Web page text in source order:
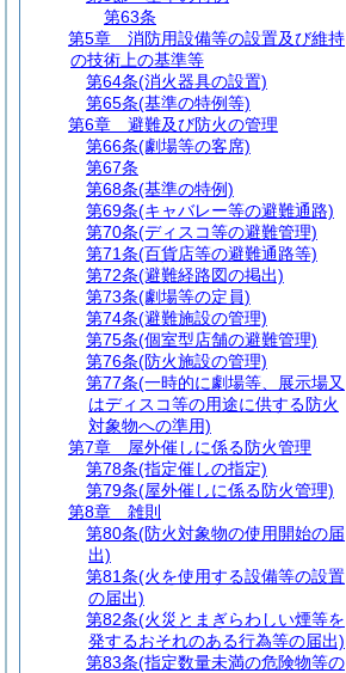
第63条
第5章
消防用設備等の設置及び維持
の技術上の基準等
第64条(消火器具の設置)
第65条(基準の特例等)
第6章
避難及び防火の管理
第66条(劇場等の客席)
第67条
第68条(基準の特例)
第69条(キャバレー等の避難通路)
第70条(ディスコ等の避難管理)
第71条(百貨店等の避難通路等)
第72条(避難経路図の掲出)
第73条(劇場等の定員)
第74条(避難施設の管理)
第75条(個室型店舗の避難管理)
第76条(防火施設の管理)
第77条(一時的に劇場等、展示場又
はディスコ等の用途に供する防火
対象物への準用)
第7章
屋外催しに係る防火管理
第78条(指定催しの指定)
第79条(屋外催しに係る防火管理)
第8章
雑則
第80条(防火対象物の使用開始の届
出)
第81条(火を使用する設備等の設置
の届出)
第82条(火災とまぎらわしい煙等を
発するおそれのある行為等の届出)
第83条(指定数量未満の危険物等の